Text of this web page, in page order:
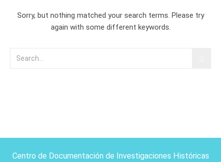
Sorry, but nothing matched your search terms. Please try
again with some different keywords.
Centro de Documentación de Investigaciones Históricas